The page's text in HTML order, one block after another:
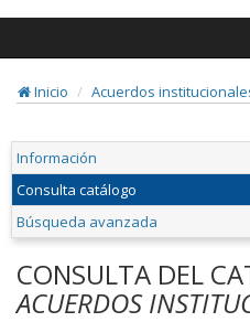
Inicio
Acuerdos
Información
Consulta catálogo
Búsqueda avanzada
CONSULTA DEL
ACUERDOS